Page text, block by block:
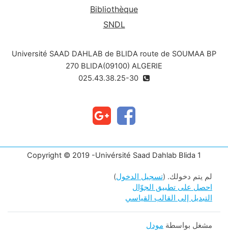
Bibliothèque
SNDL
Université SAAD DAHLAB de BLIDA route de SOUMAA BP
270 BLIDA(09100) ALGERIE
Copyright © 2019 -Univérsité Saad Dahlab Blida 1
لم يتم دخولك. (تسجيل الدخول)
احصل على تطبيق الجوّال
التبديل إلى القالب القياسي
مشغل بواسطة مودل